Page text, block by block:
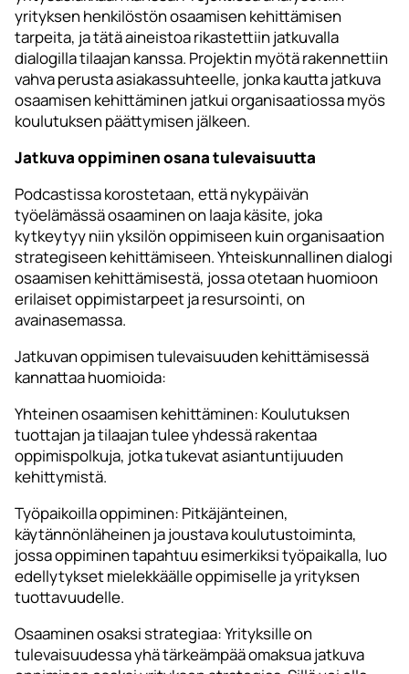
yrityksen henkilöstön osaamisen kehittämisen
tarpeita, ja tätä aineistoa rikastettiin jatkuvalla
dialogilla tilaajan kanssa. Projektin myötä rakennettiin
vahva perusta asiakassuhteelle, jonka kautta jatkuva
osaamisen kehittäminen jatkui organisaatiossa myös
koulutuksen päättymisen jälkeen.
Jatkuva oppiminen osana tulevaisuutta
Podcastissa korostetaan, että nykypäivän
työelämässä osaaminen on laaja käsite, joka
kytkeytyy niin yksilön oppimiseen kuin organisaation
strategiseen kehittämiseen. Yhteiskunnallinen dialogi
osaamisen kehittämisestä, jossa otetaan huomioon
erilaiset oppimistarpeet ja resursointi, on
avainasemassa.
Jatkuvan oppimisen tulevaisuuden kehittämisessä
kannattaa huomioida:
Yhteinen osaamisen kehittäminen: Koulutuksen
tuottajan ja tilaajan tulee yhdessä rakentaa
oppimispolkuja, jotka tukevat asiantuntijuuden
kehittymistä.
Työpaikoilla oppiminen: Pitkäjänteinen,
käytännönläheinen ja joustava koulutustoiminta,
jossa oppiminen tapahtuu esimerkiksi työpaikalla, luo
edellytykset mielekkäälle oppimiselle ja yrityksen
tuottavuudelle.
Osaaminen osaksi strategiaa: Yrityksille on
tulevaisuudessa yhä tärkeämpää omaksua jatkuva